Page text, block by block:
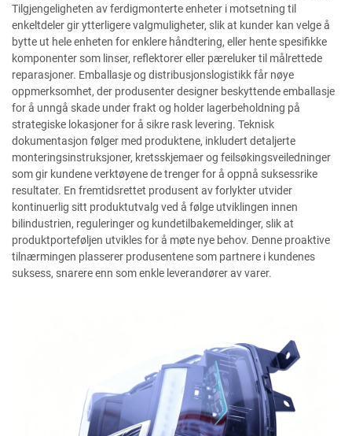
Tilgjengeligheten av ferdigmonterte enheter i motsetning til
enkeltdeler gir ytterligere valgmuligheter, slik at kunder kan velge å
bytte ut hele enheten for enklere håndtering, eller hente spesifikke
komponenter som linser, reflektorer eller pæreluker til målrettede
reparasjoner. Emballasje og distribusjonslogistikk får nøye
oppmerksomhet, der produsenter designer beskyttende emballasje
for å unngå skade under frakt og holder lagerbeholdning på
strategiske lokasjoner for å sikre rask levering. Teknisk
dokumentasjon følger med produktene, inkludert detaljerte
monteringsinstruksjoner, kretsskjemaer og feilsøkingsveiledninger
som gir kundene verktøyene de trenger for å oppnå suksessrike
resultater. En fremtidsrettet produsent av forlykter utvider
kontinuerlig sitt produktutvalg ved å følge utviklingen innen
bilindustrien, reguleringer og kundetilbakemeldinger, slik at
produktporteføljen utvikles for å møte nye behov. Denne proaktive
tilnærmingen plasserer produsentene som partnere i kundenes
suksess, snarere enn som enkle leverandører av varer.